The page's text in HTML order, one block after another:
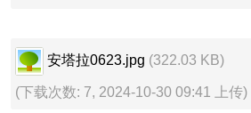
安塔拉0623.jpg (322.03 KB)
(下载次数: 7, 2024-10-30 09:41 上传)